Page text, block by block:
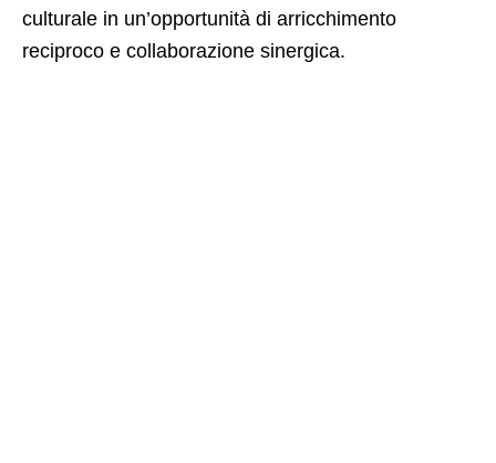
culturale in un’opportunità di arricchimento
reciproco e collaborazione sinergica.